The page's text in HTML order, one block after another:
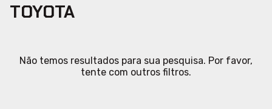
TOYOTA
Não temos resultados para sua pesquisa. Por favor,
tente com outros filtros.